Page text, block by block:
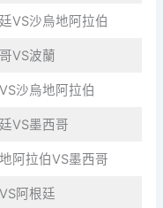
VS沙烏地阿拉伯
VS波蘭
沙烏地阿拉伯
VS墨西哥
阿拉伯VS墨西哥
阿根廷